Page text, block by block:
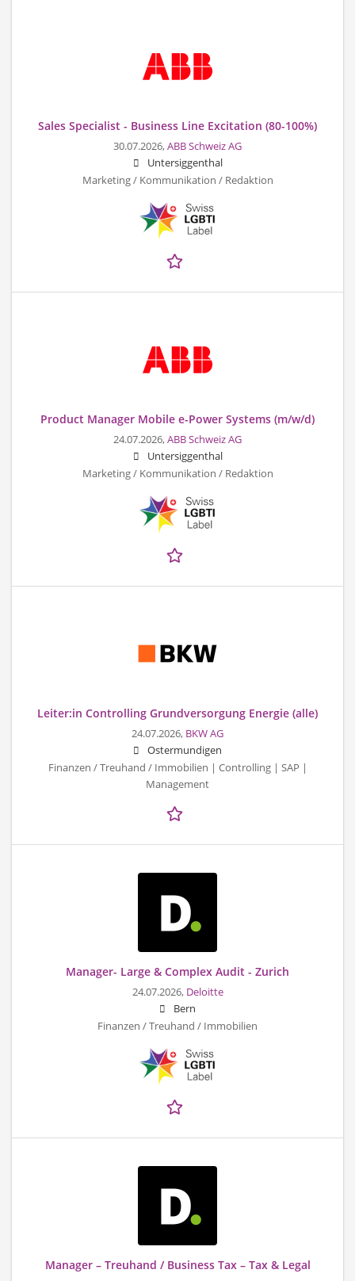
Sales Specialist - Business Line Excitation (80-100%)
30.07.2026,ABB Schweiz AG
Untersiggenthal
Marketing / Kommunikation / Redaktion
Product Manager Mobile e-Power Systems (m/w/d)
24.07.2026,ABB Schweiz AG
Untersiggenthal
Marketing / Kommunikation / Redaktion
Leiter:in Controlling Grundversorgung Energie (alle)
24.07.2026, BKW AG
Ostermundigen
Finanzen / Treuhand / Immobilien | Controlling | SAP |
Management
Manager- Large & Complex Audit - Zurich
24.07.2026, Deloitte
Bern
Finanzen / Treuhand / Immobilien
Manager – Treuhand / Business Tax – Tax & Legal